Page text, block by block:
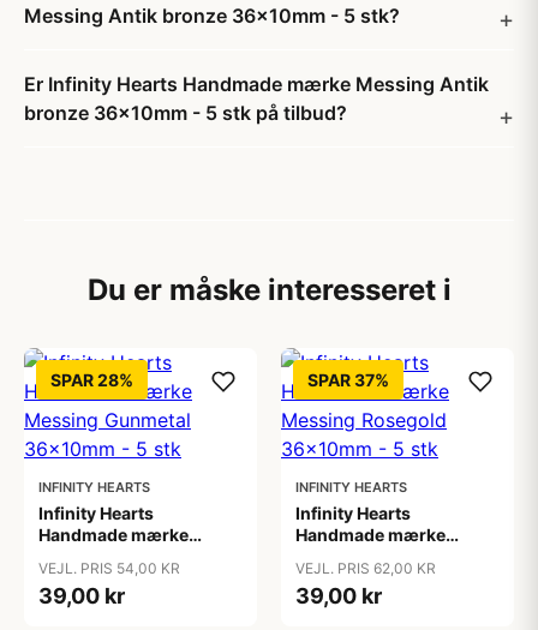
Messing Antik bronze 36x10mm - 5 stk?
Er Infinity Hearts Handmade mærke Messing Antik
bronze 36x10mm - 5 stk på tilbud?
Du er måske interesseret i
SPAR 28%
INFINITY HEARTS
Infinity Hearts
Handmade mærke
36x10mm - 5 stk
VEJL. PRIS 54,00 KR
39,00 kr
SPAR 37%
INFINITY HEARTS
Infinity Hearts
Handmade mærke
36x10mm - 5 stk
VEJL. PRIS 62,00 KR
39,00 kr